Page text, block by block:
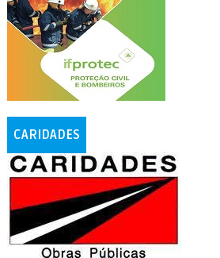
CARIDADES